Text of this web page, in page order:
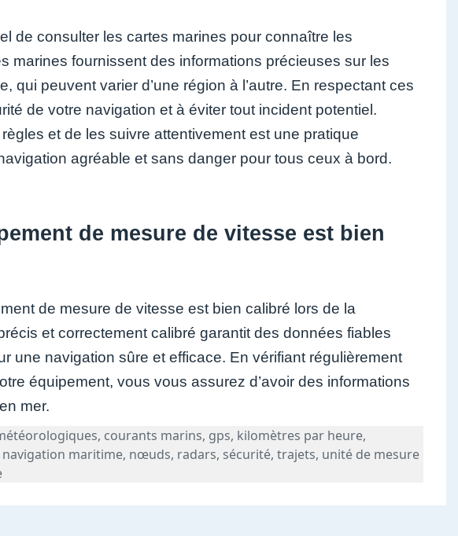
de consulter les cartes marines pour connaître les
marines fournissent des informations précieuses sur les
qui peuvent varier d’une région à l’autre. En respectant ces
de votre navigation et à éviter tout incident potentiel.
et de les suivre attentivement est une pratique
agréable et sans danger pour tous ceux à bord.
de mesure de vitesse est bien
de mesure de vitesse est bien calibré lors de la
et correctement calibré garantit des données fiables
une navigation sûre et efficace. En vérifiant régulièrement
équipement, vous vous assurez d’avoir des informations
mer.
, courants marins, gps, kilomètres par heure,
navigation maritime, nœuds, radars, sécurité,trajets, unité de mesure
sur Maîtriser la Vitesse en KTS : Une Clé pour la Navigation Maritime